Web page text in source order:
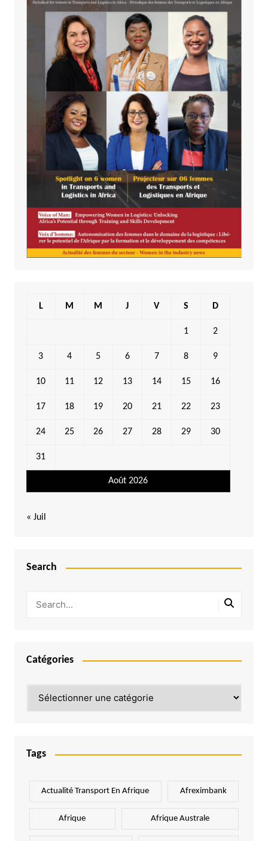
Août 2026
L M M J V S D
1 2
3 4 5 6 7 8 9
10 11 12 13 14 15 16
17 18 19 20 21 22 23
24 25 26 27 28 29 30
31
« Juil
Search
Catégories
Tags
Actualité Transport En Afrique Afreximbank
Afrique Afrique Australe